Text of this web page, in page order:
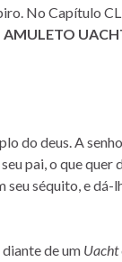
No Capítulo
do deus. A
pai, o que quer
seu séquito, e
de um Uacht